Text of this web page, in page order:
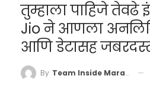
तुम्हाला पाहिजे तेवढे
Jio ने आणला
आणि डेटासह
By Team Inside Marathi